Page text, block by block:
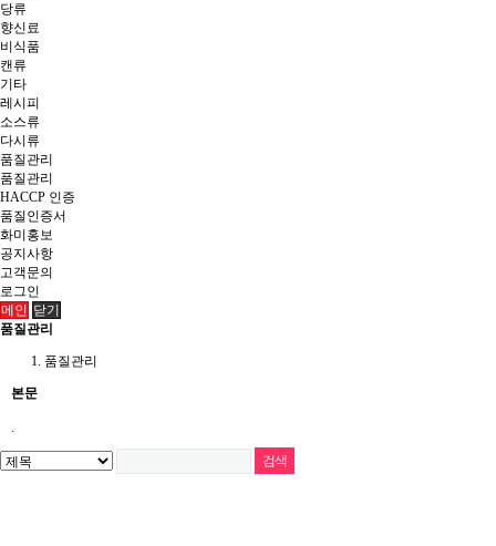
당류
향신료
비식품
캔류
기타
레시피
소스류
다시류
품질관리
품질관리
HACCP 인증
품질인증서
화미홍보
공지사항
고객문의
로그인
메인 닫기
품질관리
품질관리
본문
.